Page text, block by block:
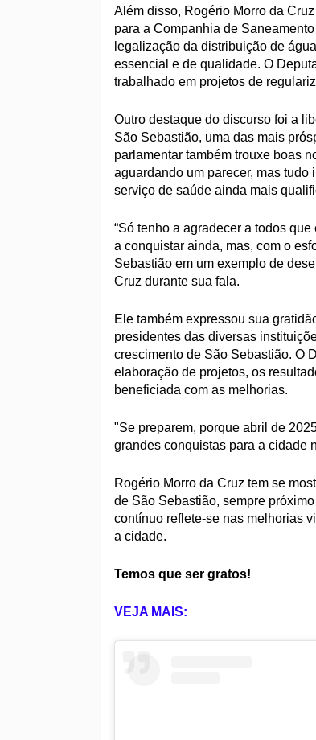
Além disso, Rogério Morro da
para a Companhia de
legalização da distribuição de
essencial e de qualidade. O
trabalhado em projetos de
Outro destaque do discurso foi a
São Sebastião, uma das mais
parlamentar também trouxe boas
aguardando um parecer, mas
serviço de saúde ainda mais
“Só tenho a agradecer a todos
a conquistar ainda, mas, com o
Sebastião em um exemplo de
Cruz durante sua fala.
Ele também expressou sua
presidentes das diversas
crescimento de São Sebastião. O
elaboração de projetos, os
beneficiada com as melhorias.
"Se preparem, porque abril de
grandes conquistas para a cidade
Rogério Morro da Cruz tem se
de São Sebastião, sempre
contínuo reflete-se nas melhorias
a cidade.
Temos que ser gratos!
VEJA MAIS: